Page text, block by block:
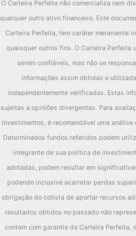
O Carteira Perfeita não comercializa nem
qualquer outro ativo financeiro. Este
Carteira Perfeita, tem caráter meramente
quaisquer outros fins. O Carteira Perfeita
serem confiáveis, mas não se
informações assim obtidas e
independentemente verificadas. Estas
sujeitas a opiniões divergentes. Para
investimentos, é recomendável uma
Determinados fundos referidos podem
integrante de sua política de
adotadas, podem resultar em
podendo inclusive acarretar perdas
obrigação do cotista de aportar recursos
resultados obtidos no passado não
contam com garantia da Carteira Perfeita,